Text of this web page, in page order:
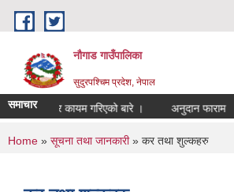
Skip to main content
नौगाड गाउँपालिका
सुदुरपश्चिम प्रदेश, नेपाल
समाचार
भाडादर कायम गरिएको बारे । अनुदान फाराम
You are here
Home » सूचना तथा जानकारी» कर तथा शुल्कहरु